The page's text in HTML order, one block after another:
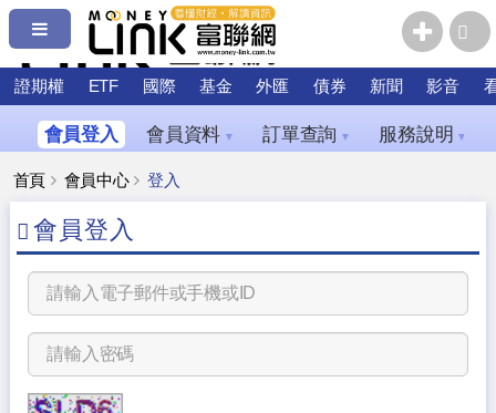
證期權 ETF 國際 基金 外匯 債券 新聞 影音
會員登入 會員資料 ▼ 訂單查詢 ▼ 服務說明 ▼
首頁 會員中心 登入
會員登入